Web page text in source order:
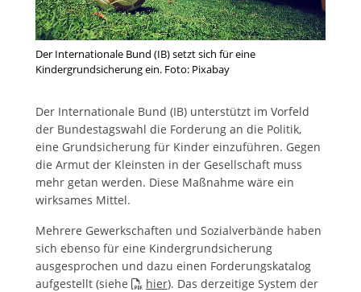
Der Internationale Bund (IB) setzt sich für eine
Kindergrundsicherung ein. Foto: Pixabay
Der Internationale Bund (IB) unterstützt im Vorfeld
der Bundestagswahl die Forderung an die Politik,
eine Grundsicherung für Kinder einzuführen. Gegen
die Armut der Kleinsten in der Gesellschaft muss
mehr getan werden. Diese Maßnahme wäre ein
wirksames Mittel.
Mehrere Gewerkschaften und Sozialverbände haben
sich ebenso für eine Kindergrundsicherung
ausgesprochen und dazu einen Forderungskatalog
aufgestellt (siehe
hier). Das derzeitige System der